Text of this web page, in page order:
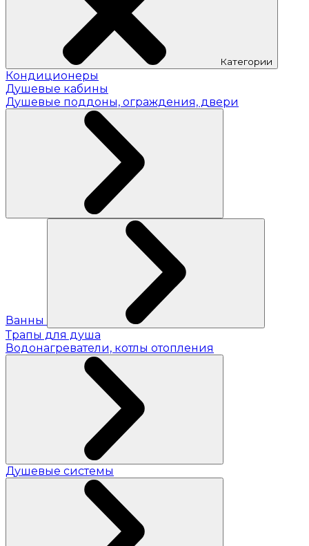
Категории
Кондиционеры
Душевые кабины
Душевые поддоны, ограждения, двери
Ванны
Трапы для душа
Водонагреватели, котлы отопления
Душевые системы